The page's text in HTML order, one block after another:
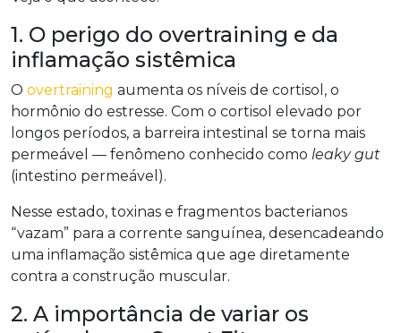
1. O perigo do overtraining e da
inflamação sistêmica
O overtraining aumenta os níveis de cortisol, o
hormônio do estresse. Com o cortisol elevado por
longos períodos, a barreira intestinal se torna mais
permeável — fenômeno conhecido como leaky gut
(intestino permeável).
Nesse estado, toxinas e fragmentos bacterianos
“vazam” para a corrente sanguínea, desencadeando
uma inflamação sistêmica que age diretamente
contra a construção muscular.
2. A importância de variar os